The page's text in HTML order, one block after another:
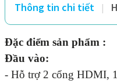
Thông tin chi tiết
Đặc điểm sản phẩm :
Đầu vào:
- Hỗ trợ 2 cổng HDMI,